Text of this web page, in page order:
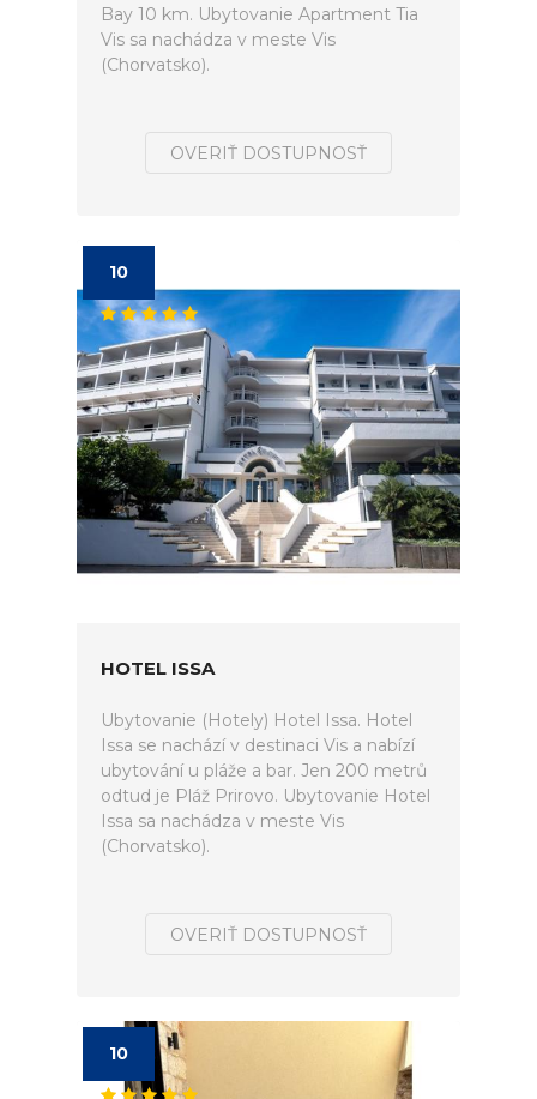
Bay 10 km. Ubytovanie Apartment Tia
Vis sa nachádza v meste Vis
(Chorvatsko).
OVERIŤ DOSTUPNOSŤ
10
HOTEL ISSA
Ubytovanie (Hotely) Hotel Issa. Hotel
Issa se nachází v destinaci Vis a nabízí
ubytování u pláže a bar. Jen 200 metrů
odtud je Pláž Prirovo. Ubytovanie Hotel
Issa sa nachádza v meste Vis
(Chorvatsko).
OVERIŤ DOSTUPNOSŤ
10